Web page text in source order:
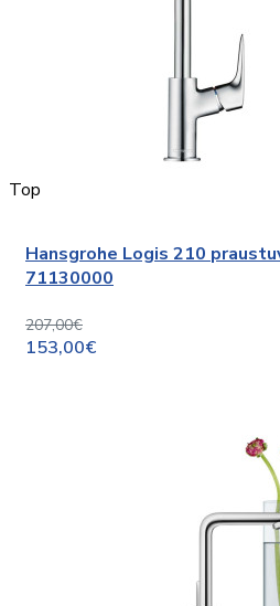
Top
Hansgrohe Logis 210 praustuvo maišytuvas chromas
71130000
207,00€
153,00€